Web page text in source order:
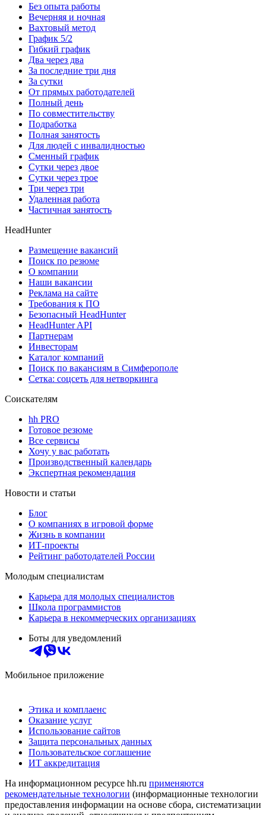
Без опыта работы
Вечерняя и ночная
Вахтовый метод
График 5/2
Гибкий график
Два через два
За последние три дня
За сутки
От прямых работодателей
Полный день
По совместительству
Подработка
Полная занятость
Для людей с инвалидностью
Сменный график
Сутки через двое
Сутки через трое
Три через три
Удаленная работа
Частичная занятость
HeadHunter
Размещение вакансий
Поиск по резюме
О компании
Наши вакансии
Реклама на сайте
Требования к ПО
Безопасный HeadHunter
HeadHunter API
Партнерам
Инвесторам
Каталог компаний
Поиск по вакансиям в Симферополе
Сетка: соцсеть для нетворкинга
Соискателям
hh PRO
Готовое резюме
Все сервисы
Хочу у вас работать
Производственный календарь
Экспертная рекомендация
Новости и статьи
Блог
О компаниях в игровой форме
Жизнь в компании
ИТ-проекты
Рейтинг работодателей России
Молодым специалистам
Карьера для молодых специалистов
Школа программистов
Карьера в некоммерческих организациях
Боты для уведомлений
Мобильное приложение
Этика и комплаенс
Оказание услуг
Использование сайтов
Защита персональных данных
Пользовательское соглашение
ИТ аккредитация
На информационном ресурсе hh.ru применяются
рекомендательные технологии (информационные технологии
предоставления информации на основе сбора, систематизации